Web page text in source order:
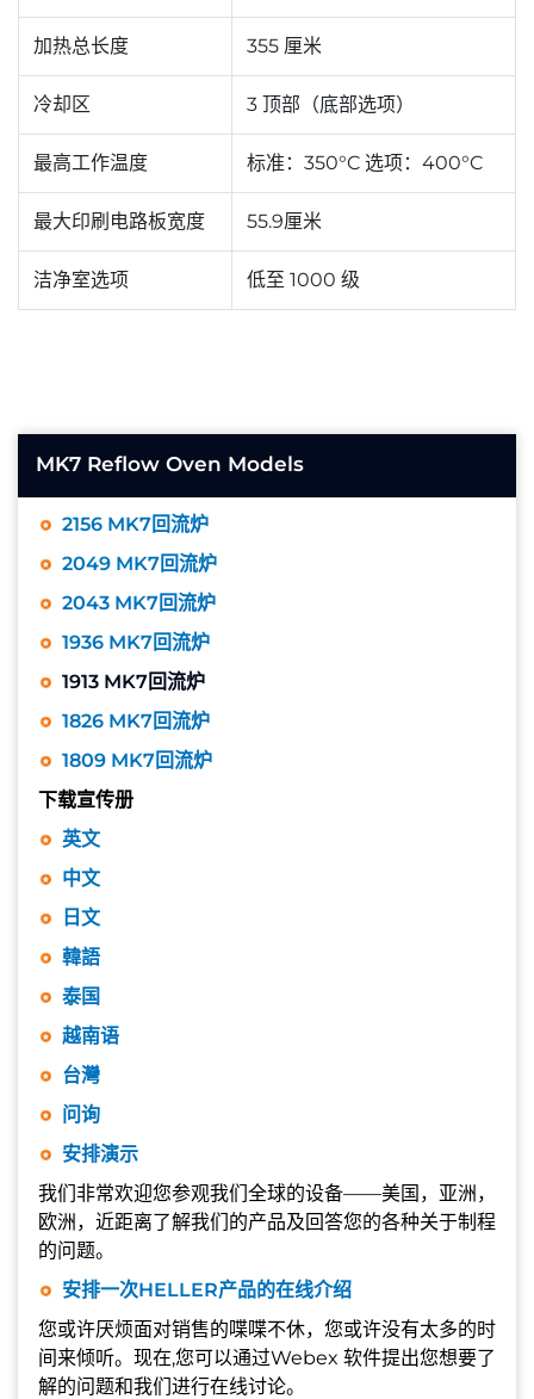
加热总长度 355 厘米
冷却区 3 顶部（底部选项）
最高工作温度 标准：350°C 选项：400°C
最大印刷电路板宽度 55.9厘米
洁净室选项 低至 1000 级
MK7 Reflow Oven Models
2156 MK7回流炉
2049 MK7回流炉
2043 MK7回流炉
1936 MK7回流炉
1913 MK7回流炉
1826 MK7回流炉
1809 MK7回流炉
下载宣传册
英文
中文
日文
韓語
泰国
越南语
台灣
问询
安排演示
我们非常欢迎您参观我们全球的设备——美国，亚洲，
欧洲，近距离了解我们的产品及回答您的各种关于制程
的问题。
安排一次HELLER产品的在线介绍
您或许厌烦面对销售的喋喋不休，您或许没有太多的时
间来倾听。现在,您可以通过Webex 软件提出您想要了
解的问题和我们进行在线讨论。